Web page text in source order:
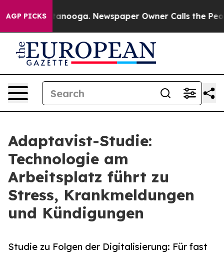
AGP PICKS Newspaper Owner Calls the People
Adaptavist-Studie:
Technologie am
Arbeitsplatz führt zu
Stress, Krankmeldungen
und Kündigungen
Studie zu Folgen der Digitalisierung: Für fast